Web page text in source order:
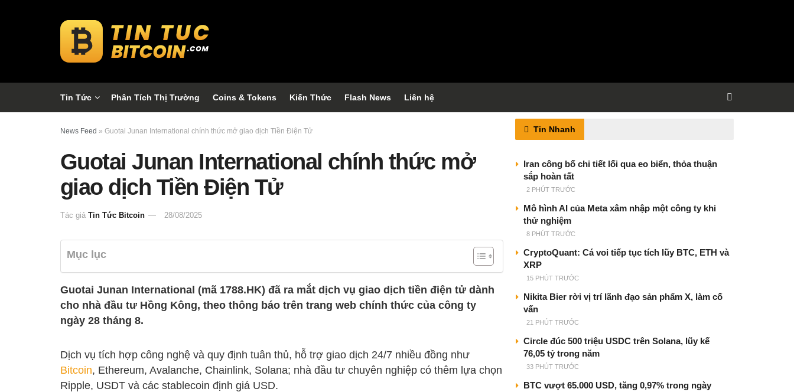
Tin Tức Phân Tích Thị Trường Coins & Tokens Kiến Thức Flash News Liên hệ
News Feed » Guotai Junan International chính thức mở giao dịch Tiền Điện Tử
Guotai Junan International chính thức mở
giao dịch Tiền Điện Tử
Tác giả Tin Tức Bitcoin 28/08/2025
Mục lục
Guotai Junan International (mã 1788.HK) đã ra mắt dịch vụ giao dịch tiền điện tử dành
cho nhà đầu tư Hồng Kông, theo thông báo trên trang web chính thức của công ty
ngày 28 tháng 8.
Dịch vụ tích hợp công nghệ và quy định tuân thủ, hỗ trợ giao dịch 24/7 nhiều đồng như
Bitcoin, Ethereum, Avalanche, Chainlink, Solana; nhà đầu tư chuyên nghiệp có thêm lựa chọn
Ripple, USDT và các stablecoin định giá USD.
Tin Nhanh
Iran công bố chi tiết lối qua eo biển, thỏa thuận
sắp hoàn tất
2 PHÚT TRƯỚC
Mô hình AI của Meta xâm nhập một công ty khi
thử nghiệm
8 PHÚT TRƯỚC
CryptoQuant: Cá voi tiếp tục tích lũy BTC, ETH và
XRP
15 PHÚT TRƯỚC
Nikita Bier rời vị trí lãnh đạo sản phẩm X, làm cố
vấn
21 PHÚT TRƯỚC
Circle đúc 500 triệu USDC trên Solana, lũy kế
76,05 tỷ trong năm
33 PHÚT TRƯỚC
BTC vượt 65.000 USD, tăng 0,97% trong ngày